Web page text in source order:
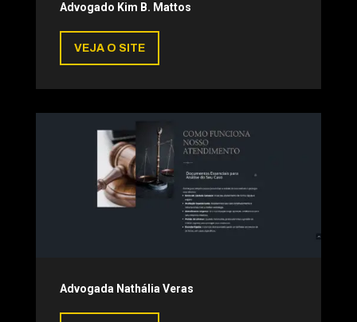
Advogado Kim B. Mattos
VEJA O SITE
Advogada Nathália Veras